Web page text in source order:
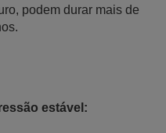
podem durar mais de
estável: